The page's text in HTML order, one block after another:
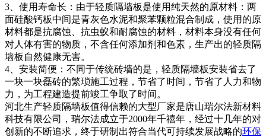
3、使用寿命长：由于轻质隔墙板是使用纯天然的原材料：两
面硅酸钙板中间是青灰色水泥和聚苯颗粒混合制成，使用的原
材料都是抗腐蚀、抗虫蚁和耐腐蚀的材料，材料本身没有任何
对人体有害的物质，不含任何添加剂和色素，生产出的轻质隔
墙板自然健康无害。
4、安装简便：不同于传统砖墙的是，轻质隔墙板安装省去了
一块一块磊砖的繁琐施工过程，节省了时间，节省了人力和物
力，为工程建造提前竣工争取了时间。
河北生产轻质隔墙板值得信赖的大型厂家是唐山瑞尔法新材料
科技有限公司，瑞尔法成立于2000年千禧年，经过十几年的对
创新的不断追求，终于研制出符合当代可持续发展战略的环保